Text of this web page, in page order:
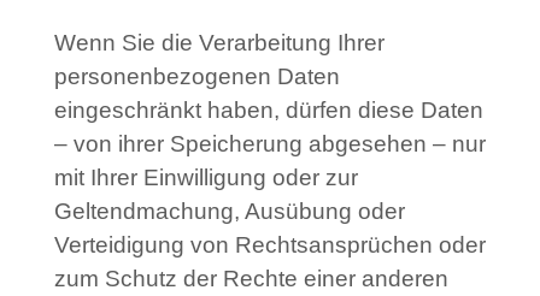
Wenn Sie die Verarbeitung Ihrer
personenbezogenen Daten
eingeschränkt haben, dürfen diese Daten
– von ihrer Speicherung abgesehen – nur
mit Ihrer Einwilligung oder zur
Geltendmachung, Ausübung oder
Verteidigung von Rechtsansprüchen oder
zum Schutz der Rechte einer anderen